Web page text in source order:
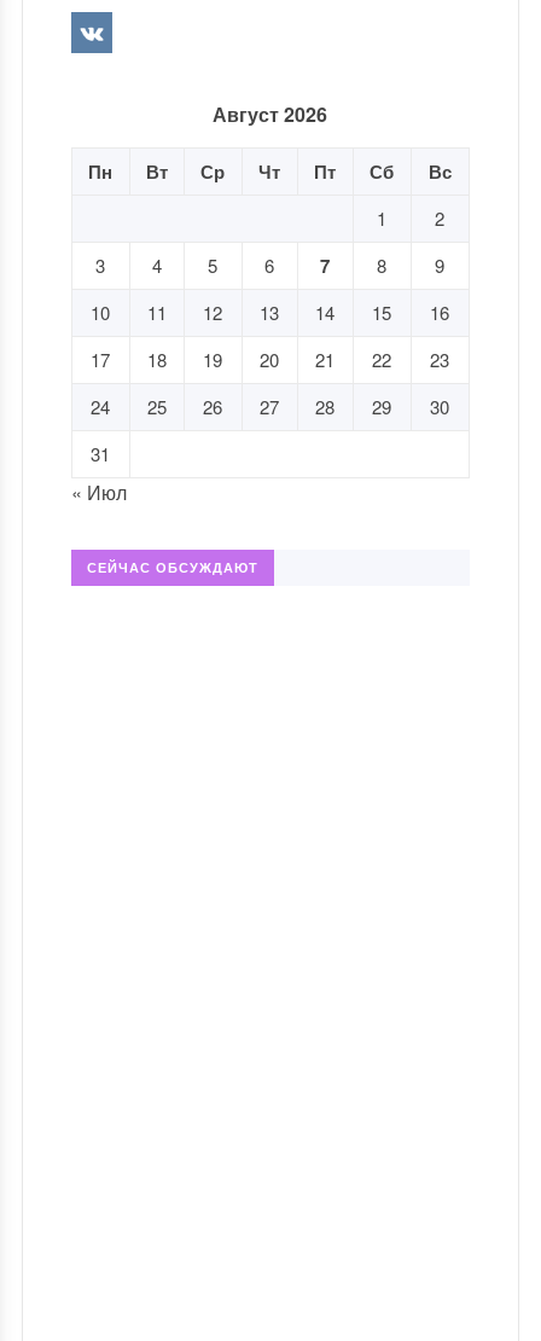
Август 2026
Пн Вт Ср Чт Пт Сб Вс
1
2
3
4 5 6 7 8
9
10
11 12 13 14 15
16
17
18 19 20 21 22
23
24
25 26 27 28 29
30
31
« Июл
СЕЙЧАС ОБСУЖДАЮТ